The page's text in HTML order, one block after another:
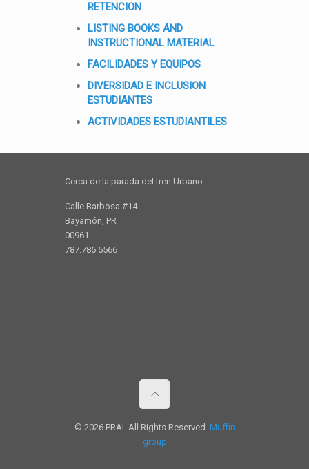
RETENCION
LISTING BOOKS AND
INSTRUCTIONAL MATERIAL
FACILIDADES Y EQUIPOS
DIVERSIDAD E INCLUSION
ESTUDIANTES
ACTIVIDADES ESTUDIANTILES
Cerca de la parada del tren Urbano
Calle Barbosa #14
Bayamón, PR
00961
787.786.5566
© 2026 PRAI. All Rights Reserved. Muffin
group